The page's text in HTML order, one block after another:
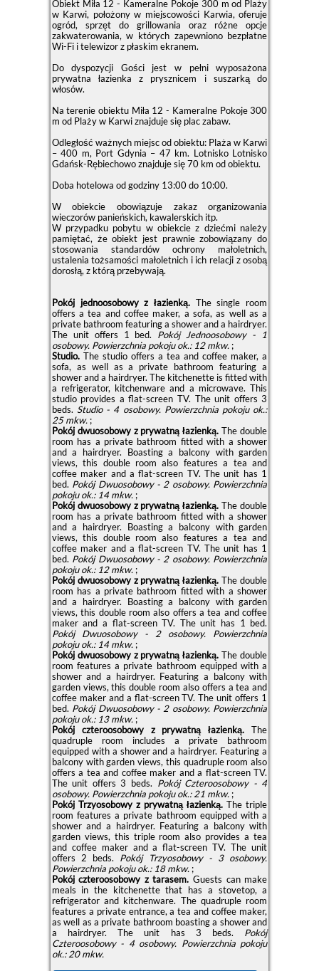
Obiekt Miła 12 - Kameralne Pokoje 300 m od Plaży
w Karwi, położony w miejscowości Karwia, oferuje
ogród, sprzęt do grillowania oraz różne opcje
zakwaterowania, w których zapewniono bezpłatne
Wi-Fi i telewizor z płaskim ekranem.
Do dyspozycji Gości jest w pełni wyposażona
prywatna łazienka z prysznicem i suszarką do
włosów.
Na terenie obiektu Miła 12 - Kameralne Pokoje 300
m od Plaży w Karwi znajduje się plac zabaw.
Odległość ważnych miejsc od obiektu: Plaża w Karwi
– 400 m, Port Gdynia – 47 km. Lotnisko Lotnisko
Gdańsk-Rębiechowo znajduje się 70 km od obiektu.
Doba hotelowa od godziny 13:00do 10:00.
W obiekcie obowiązuje zakaz organizowania
wieczorów panieńskich, kawalerskich itp.
W przypadku pobytu w obiekcie z dziećmi należy
pamiętać, że obiekt jest prawnie zobowiązany do
stosowania standardów ochrony małoletnich,
ustalenia tożsamości małoletnich i ich relacji z osobą
dorosłą, z którą przebywają.
Pokój jednoosobowy z łazienką. The single room
offers a tea and coffee maker, a sofa, as well as a
private bathroom featuring a shower and a hairdryer.
The unit offers 1 bed. Pokój Jednoosobowy - 1
osobowy. Powierzchnia pokoju ok.: 12 mkw.;
Studio.The studio offers a tea and coffee maker, a
sofa, as well as a private bathroom featuring a
shower and a hairdryer. The kitchenette is fitted with
a refrigerator, kitchenware and a microwave. This
studio provides a flat-screen TV. The unit offers 3
beds.Studio - 4 osobowy. Powierzchnia pokoju ok.:
25 mkw.;
Pokój dwuosobowy z prywatną łazienką. The double
room has a private bathroom fitted with a shower
and a hairdryer. Boasting a balcony with garden
views, this double room also features a tea and
coffee maker and a flat-screen TV. The unit has 1
bed. Pokój Dwuosobowy - 2 osobowy. Powierzchnia
pokoju ok.: 14 mkw.;
Pokój dwuosobowy z prywatną łazienką. The double
room has a private bathroom fitted with a shower
and a hairdryer. Boasting a balcony with garden
views, this double room also features a tea and
coffee maker and a flat-screen TV. The unit has 1
bed. Pokój Dwuosobowy - 2 osobowy. Powierzchnia
pokoju ok.: 12 mkw.;
Pokój dwuosobowy z prywatną łazienką. The double
room has a private bathroom fitted with a shower
and a hairdryer. Boasting a balcony with garden
views, this double room also offers a tea and coffee
maker and a flat-screen TV. The unit has 1 bed.
Pokój Dwuosobowy - 2 osobowy.
Powierzchnia
pokoju ok.: 14 mkw.;
Pokój dwuosobowy z prywatną łazienką. The double
room features a private bathroom equipped with a
shower and a hairdryer. Featuring a balcony with
garden views, this double room also offers a tea and
coffee maker and a flat-screen TV. The unit offers 1
bed. Pokój Dwuosobowy - 2 osobowy. Powierzchnia
pokoju ok.: 13 mkw.;
Pokój czteroosobowy z prywatną łazienką. The
quadruple room includes a private bathroom
equipped with a shower and a hairdryer. Featuring a
balcony with garden views, this quadruple room also
offers a tea and coffee maker and a flat-screen TV.
The unit offers 3 beds. Pokój Czteroosobowy - 4
osobowy. Powierzchnia pokoju ok.: 21 mkw.;
Pokój Trzyosobowy z prywatną łazienką. The triple
room features a private bathroom equipped with a
shower and a hairdryer. Featuring a balcony with
garden views, this triple room also provides a tea
and coffee maker and a flat-screen TV. The unit
offers 2 beds. Pokój Trzyosobowy - 3 osobowy.
Powierzchnia pokoju ok.: 18 mkw.;
Pokój czteroosobowy z tarasem. Guests can make
meals in the kitchenette that has a stovetop, a
refrigerator and kitchenware. The quadruple room
features a private entrance, a tea and coffee maker,
as well as a private bathroom boasting a shower and
a hairdryer. The unit has 3 beds. Pokój
Czteroosobowy - 4 osobowy. Powierzchnia pokoju
ok.: 20 mkw.